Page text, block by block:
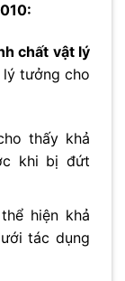
chất vật lý
lý tưởng cho
thấy khả
khi bị đứt
hiện khả
tác dụng